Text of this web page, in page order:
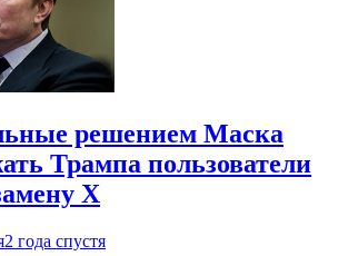
решением Маска
Трампа пользователи
X
2 года спустя